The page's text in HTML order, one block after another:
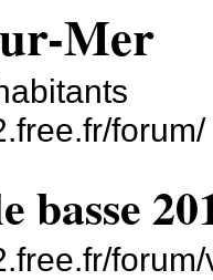
Mer
forum/
basse